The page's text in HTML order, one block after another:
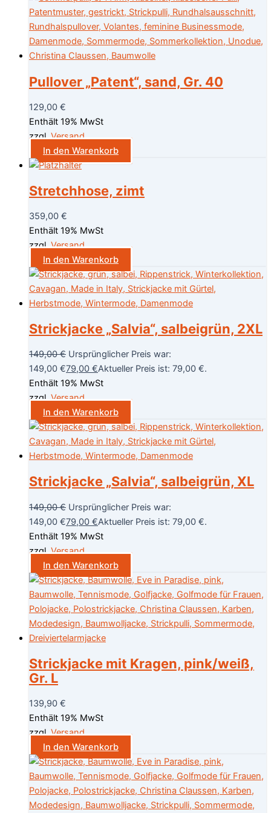
Pullover „Patent“, sand, Gr. 40
129,00 €
Enthält 19% MwSt
zzgl. Versand
In den Warenkorb
Stretchhose, zimt
359,00 €
Enthält 19% MwSt
zzgl. Versand
In den Warenkorb
Strickjacke „Salvia“, salbeigrün, 2XL
149,00€ Ursprünglicher Preis war:
149,00 €79,00 €Aktueller Preis ist: 79,00 €.
Enthält 19% MwSt
zzgl. Versand
In den Warenkorb
Strickjacke „Salvia“, salbeigrün, XL
149,00€ Ursprünglicher Preis war:
149,00 €79,00 €Aktueller Preis ist: 79,00 €.
Enthält 19% MwSt
zzgl. Versand
In den Warenkorb
Strickjacke mit Kragen, pink/weiß,
Gr. L
139,90 €
Enthält 19% MwSt
zzgl. Versand
In den Warenkorb